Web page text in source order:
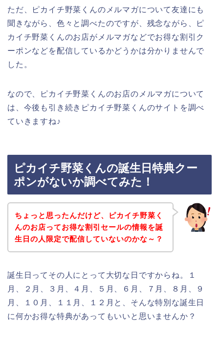
ただ、ピカイチ野菜くんのメルマガについて友達にも
聞きながら、色々と調べたのですが、残念ながら、ピ
カイチ野菜くんのお店がメルマガなどでお得な割引ク
ーポンなどを配信しているかどうかは分かりませんで
した。
なので、ピカイチ野菜くんのお店のメルマガについて
は、今後も引き続きピカイチ野菜くんのサイトを調べ
ていきますね♪
ピカイチ野菜くんの誕生日特典クー
ポンがないか調べてみた！
ちょっと思ったんだけど、ピカイチ野菜く
んのお店ってお得な割引セールの情報を誕
生日の人限定で配信していないのかな～？
誕生日ってその人にとって大切な日ですからね。１
月、２月、３月、４月、５月、６月、７月、８月、９
月、１０月、１１月、１２月と、そんな特別な誕生日
に何かお得な特典があってもいいと思いませんか？